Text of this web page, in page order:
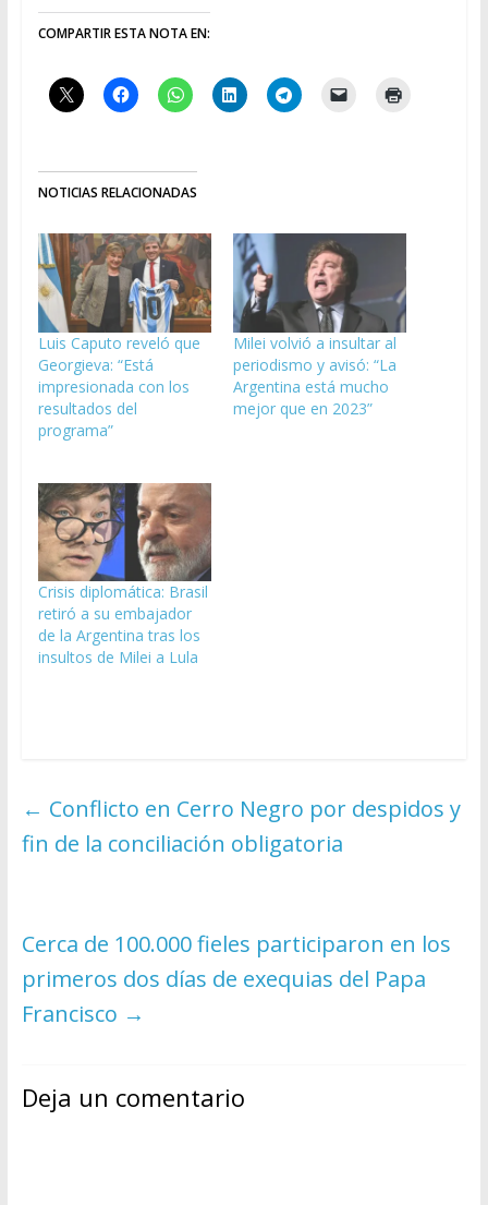
COMPARTIR ESTA NOTA EN:
NOTICIAS RELACIONADAS
Luis Caputo reveló que
Georgieva: “Está
impresionada con los
resultados del
programa”
Milei volvió a insultar al
periodismo y avisó: “La
Argentina está mucho
mejor que en 2023”
Crisis diplomática: Brasil
retiró a su embajador
de la Argentina tras los
insultos de Milei a Lula
← Conflicto en Cerro Negro por despidos y
fin de la conciliación obligatoria
Cerca de 100.000 fieles participaron en los
primeros dos días de exequias del Papa
Francisco →
Deja un comentario